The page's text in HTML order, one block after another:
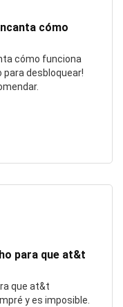
cómo
cómo funciona
para desbloquear!
para que at&t
que at&t
y es imposible.